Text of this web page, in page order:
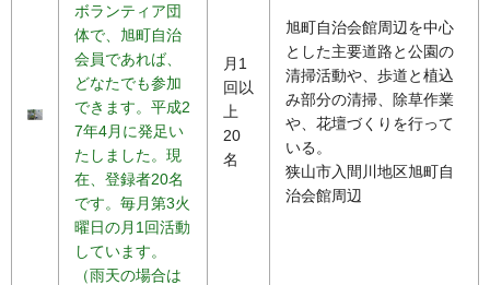
ボランティア団
体で、旭町自治
会員であれば、
どなたでも参加
できます。平成2
7年4月に発足い
たしました。現
在、登録者20名
です。毎月第3火
曜日の月1回活動
しています。
（雨天の場合は
月1
回以
上
20
名
旭町自治会館周辺を中心
とした主要道路と公園の
清掃活動や、歩道と植込
み部分の清掃、除草作業
や、花壇づくりを行って
いる。
狭山市入間川地区旭町自
治会館周辺